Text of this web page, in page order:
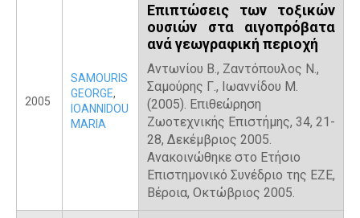
2005
SAMOURIS
GEORGE,
IOANNIDOU
MARIA
Επιπτώσεις των τοξικών
ουσιών στα αιγοπρόβατα
ανά γεωγραφική περιοχή
Αντωνίου Β., Ζαντόπουλος Ν.,
Σαμούρης Γ., Ιωαννίδου Μ.
(2005). Επιθεώρηση
Ζωοτεχνικής Επιστήμης, 34, 21-
28, Δεκέμβριος 2005.
Ανακοινώθηκε στο Ετήσιο
Επιστημονικό Συνέδριο της ΕΖΕ,
Βέροια, Οκτώβριος 2005.